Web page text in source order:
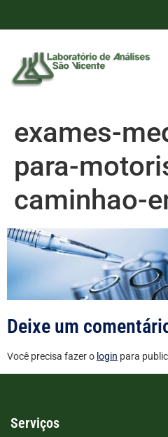
exames-
para-
caminhao-
Deixe um
Você precisa fazer o login para
Serviços